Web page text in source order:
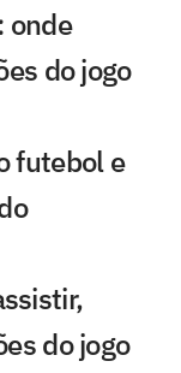
onde
do jogo
futebol e
do jogo